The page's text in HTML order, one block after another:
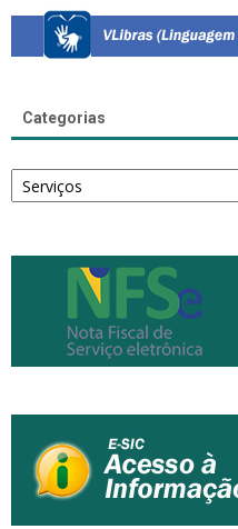
Categorias
Categorias